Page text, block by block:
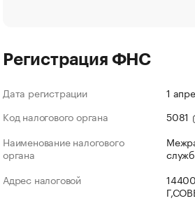
Регистрация ФНС
Дата регистрации
1
Код налогового органа
5081
Наименование налогового
органа
Адрес налоговой